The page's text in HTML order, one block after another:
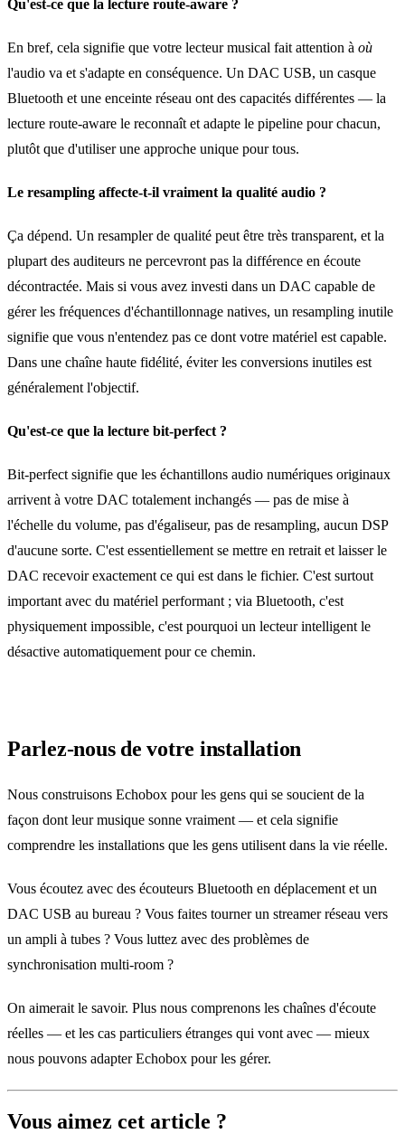
Qu'est‑ce que la lecture route‑aware ?
En bref, cela signifie que votre lecteur musical fait attention à où
l'audio va et s'adapte en conséquence. Un DAC USB, un casque
Bluetooth et une enceinte réseau ont des capacités différentes — la
lecture route‑aware le reconnaît et adapte le pipeline pour chacun,
plutôt que d'utiliser une approche unique pour tous.
Le resampling affecte‑t‑il vraiment la qualité audio ?
Ça dépend. Un resampler de qualité peut être très transparent, et la
plupart des auditeurs ne percevront pas la différence en écoute
décontractée. Mais si vous avez investi dans un DAC capable de
gérer les fréquences d'échantillonnage natives, un resampling inutile
signifie que vous n'entendez pas ce dont votre matériel est capable.
Dans une chaîne haute fidélité, éviter les conversions inutiles est
généralement l'objectif.
Qu'est‑ce que la lecture bit‑perfect ?
Bit‑perfect signifie que les échantillons audio numériques originaux
arrivent à votre DAC totalement inchangés — pas de mise à
l'échelle du volume, pas d'égaliseur, pas de resampling, aucun DSP
d'aucune sorte. C'est essentiellement se mettre en retrait et laisser le
DAC recevoir exactement ce qui est dans le fichier. C'est surtout
important avec du matériel performant ; via Bluetooth, c'est
physiquement impossible, c'est pourquoi un lecteur intelligent le
désactive automatiquement pour ce chemin.
Parlez‑nous de votre installation
Nous construisons Echobox pour les gens qui se soucient de la
façon dont leur musique sonne vraiment — et cela signifie
comprendre les installations que les gens utilisent dans la vie réelle.
Vous écoutez avec des écouteurs Bluetooth en déplacement et un
DAC USB au bureau ? Vous faites tourner un streamer réseau vers
un ampli à tubes ? Vous luttez avec des problèmes de
synchronisation multi‑room ?
On aimerait le savoir. Plus nous comprenons les chaînes d'écoute
réelles — et les cas particuliers étranges qui vont avec — mieux
nous pouvons adapter Echobox pour les gérer.
Vous aimez cet article ?